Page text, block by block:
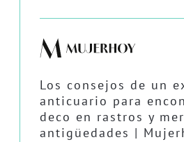
Los consejos de un
anticuario para
deco en rastros y
antigüedades |